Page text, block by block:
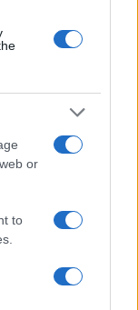
or
to
realizzazione
della
Petra
quotidiane,
di Cristóbal,
Alonso una